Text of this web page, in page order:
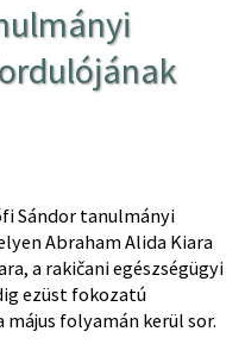
Sándor tanulmányi
Abraham Alida Kiara
a rakičani egészségügyi
ezüst fokozatú
folyamán kerül sor.